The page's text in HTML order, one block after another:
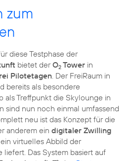
zum
diese Testphase der
bietet derO2 Tower in
Pilotetagen. Der FreiRaum in
bereits als besondere
als Treffpunkt die Skylounge in
sind nun noch einmal umfassend
neu ist das Konzept für die
anderem ein digitaler Zwilling
virtuelles Abbild der
liefert. Das System basiert auf